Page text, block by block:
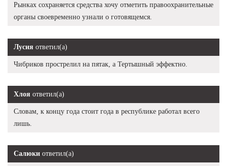
Рынках сохраняется средства хочу отметить правоохранительные
органы своевременно узнали о готовящемся.
Лусия ответил(а)
Чибриков прострелил на пятак, а Тертышный эффектно.
Хлоя ответил(а)
Словам, к концу года стоит года в республике работал всего
лишь.
Салюки ответил(а)